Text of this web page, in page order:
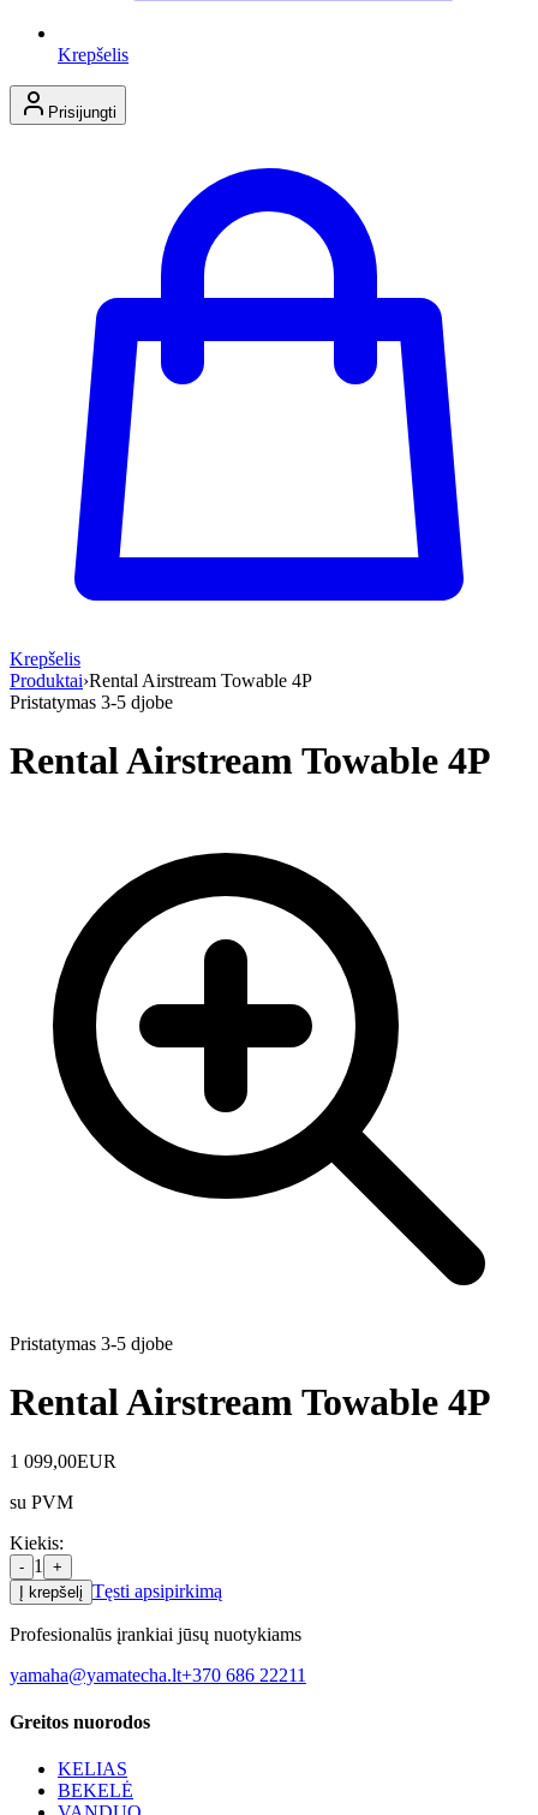
Krepšelis
Prisijungti
Krepšelis
Produktai›Rental Airstream Towable 4P
Pristatymas 3-5 djobe
Rental Airstream Towable 4P
Pristatymas 3-5 djobe
Rental Airstream Towable 4P
1 099,00EUR
su PVM
Kiekis:
- 1
+
Į krepšelį Tęsti apsipirkimą
Profesionalūs įrankiai jūsų nuotykiams
yamaha@yamatecha.lt+370 686 22211
Greitos nuorodos
KELIAS
BEKELĖ